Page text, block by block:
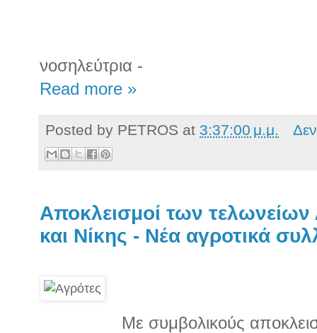
νοσηλεύτρια -
Read more »
Posted by PETROS at 3:37:00 μ.μ.
Αποκλεισμοί των
και Νίκης - Νέα αγροτικά
Με συμβολικούς